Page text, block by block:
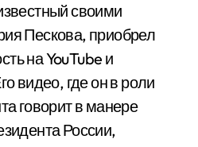
своими
Пескова, приобрел
на YouTube и
видео, где он в роли
говорит в манере
России,